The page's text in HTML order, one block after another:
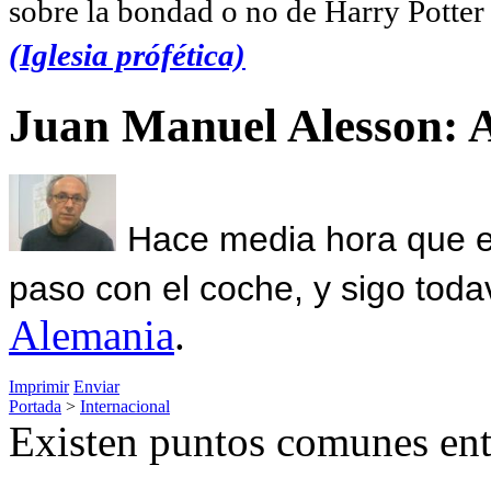
sobre la bondad o no de Harry
(Iglesia prófética)
Juan Manuel Alesson:
Hace media hora que
paso con el coche, y sigo
Alemania.
Imprimir Enviar
Portada > Internacional
Existen puntos comunes